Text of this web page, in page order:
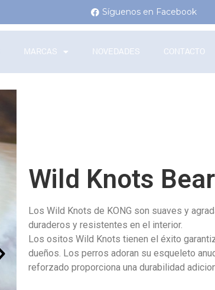
Síguenos en Facebook
MARCAS NOVEDADES CONTACTO
Wild Knots Bear
Los Wild Knots de KONG son suaves y
duraderos y resistentes en el interior.
Los ositos Wild Knots tienen el éxito
dueños. Los perros adoran su esqueleto
reforzado proporciona una durabilidad